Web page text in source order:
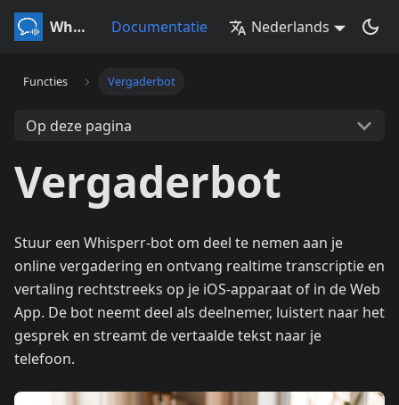
Whisperr Documentatie Nederlands
Functies Vergaderbot
Op deze pagina
Vergaderbot
Stuur een Whisperr-bot om deel te nemen aan je
online vergadering en ontvang realtime transcriptie en
vertaling rechtstreeks op je iOS-apparaat of in de Web
App. De bot neemt deel als deelnemer, luistert naar het
gesprek en streamt de vertaalde tekst naar je
telefoon.